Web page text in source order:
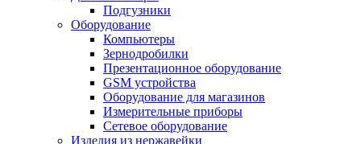
Подгузники
Оборудование
Компьютеры
Зернодробилки
Презентационное оборудование
GSM устройства
Оборудование для магазинов
Измерительные приборы
Сетевое оборудование
Изделия из нержавейки